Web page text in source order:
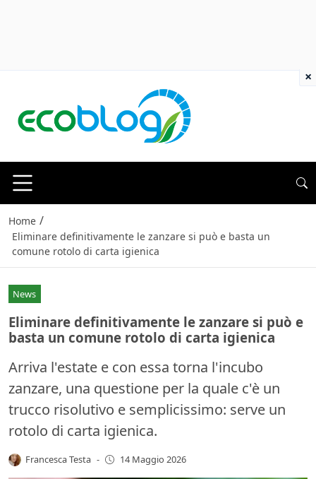
Home /
Eliminare definitivamente le zanzare si può e basta un
comune rotolo di carta igienica
News
Eliminare definitivamente le zanzare si può e
basta un comune rotolo di carta igienica
Arriva l'estate e con essa torna l'incubo
zanzare, una questione per la quale c'è un
trucco risolutivo e semplicissimo: serve un
rotolo di carta igienica.
Francesca Testa - 14 Maggio 2026
×